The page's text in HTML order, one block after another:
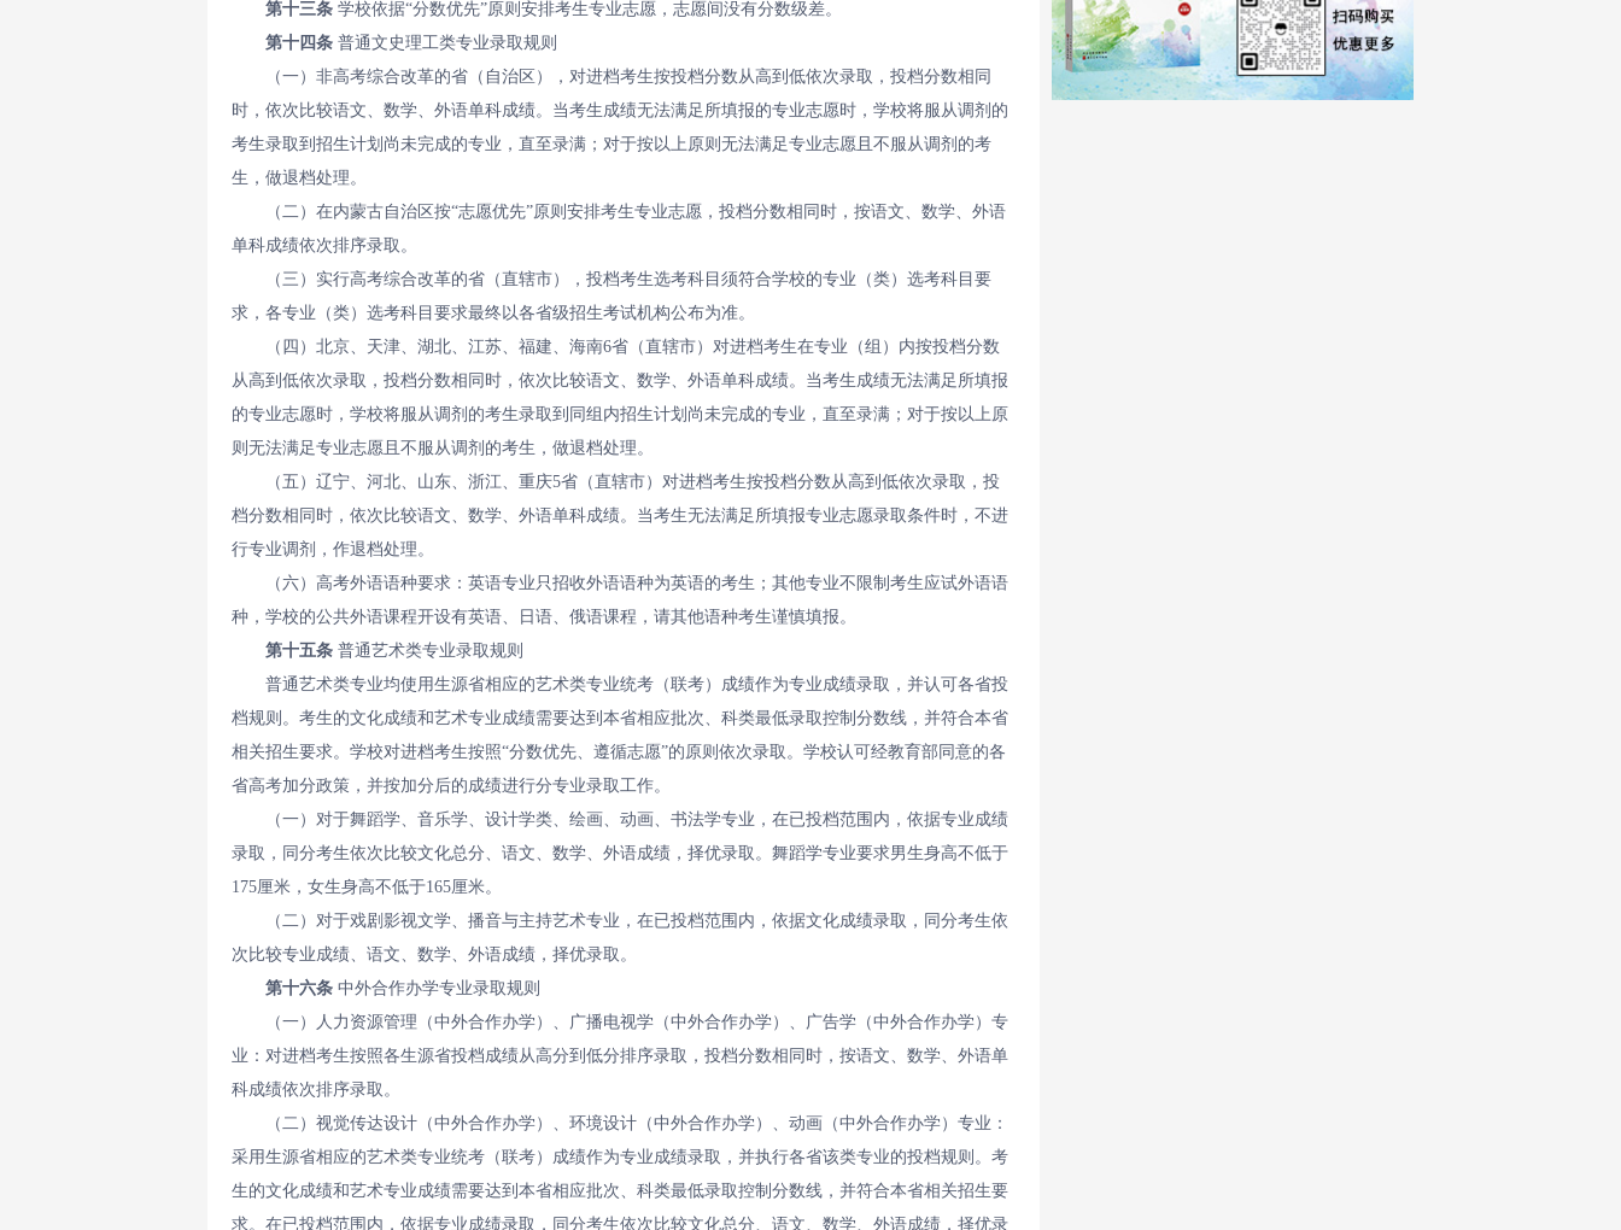
第十三条 学校依据“分数优先”原则安排考生专业志愿，志愿间没有分数级差。
第十四条 普通文史理工类专业录取规则
（一）非高考综合改革的省（自治区），对进档考生按投档分数从高到低依次录取，投档分数相同
时，依次比较语文、数学、外语单科成绩。当考生成绩无法满足所填报的专业志愿时，学校将服从调剂的
考生录取到招生计划尚未完成的专业，直至录满；对于按以上原则无法满足专业志愿且不服从调剂的考
生，做退档处理。
（二）在内蒙古自治区按“志愿优先”原则安排考生专业志愿，投档分数相同时，按语文、数学、外语
单科成绩依次排序录取。
（三）实行高考综合改革的省（直辖市），投档考生选考科目须符合学校的专业（类）选考科目要
求，各专业（类）选考科目要求最终以各省级招生考试机构公布为准。
（四）北京、天津、湖北、江苏、福建、海南6省（直辖市）对进档考生在专业（组）内按投档分数
从高到低依次录取，投档分数相同时，依次比较语文、数学、外语单科成绩。当考生成绩无法满足所填报
的专业志愿时，学校将服从调剂的考生录取到同组内招生计划尚未完成的专业，直至录满；对于按以上原
则无法满足专业志愿且不服从调剂的考生，做退档处理。
（五）辽宁、河北、山东、浙江、重庆5省（直辖市）对进档考生按投档分数从高到低依次录取，投
档分数相同时，依次比较语文、数学、外语单科成绩。当考生无法满足所填报专业志愿录取条件时，不进
行专业调剂，作退档处理。
（六）高考外语语种要求：英语专业只招收外语语种为英语的考生；其他专业不限制考生应试外语语
种，学校的公共外语课程开设有英语、日语、俄语课程，请其他语种考生谨慎填报。
第十五条 普通艺术类专业录取规则
普通艺术类专业均使用生源省相应的艺术类专业统考（联考）成绩作为专业成绩录取，并认可各省投
档规则。考生的文化成绩和艺术专业成绩需要达到本省相应批次、科类最低录取控制分数线，并符合本省
相关招生要求。学校对进档考生按照“分数优先、遵循志愿”的原则依次录取。学校认可经教育部同意的各
省高考加分政策，并按加分后的成绩进行分专业录取工作。
（一）对于舞蹈学、音乐学、设计学类、绘画、动画、书法学专业，在已投档范围内，依据专业成绩
录取，同分考生依次比较文化总分、语文、数学、外语成绩，择优录取。舞蹈学专业要求男生身高不低于
175厘米，女生身高不低于165厘米。
（二）对于戏剧影视文学、播音与主持艺术专业，在已投档范围内，依据文化成绩录取，同分考生依
次比较专业成绩、语文、数学、外语成绩，择优录取。
第十六条 中外合作办学专业录取规则
（一）人力资源管理（中外合作办学）、广播电视学（中外合作办学）、广告学（中外合作办学）专
业：对进档考生按照各生源省投档成绩从高分到低分排序录取，投档分数相同时，按语文、数学、外语单
科成绩依次排序录取。
（二）视觉传达设计（中外合作办学）、环境设计（中外合作办学）、动画（中外合作办学）专业：
采用生源省相应的艺术类专业统考（联考）成绩作为专业成绩录取，并执行各省该类专业的投档规则。考
生的文化成绩和艺术专业成绩需要达到本省相应批次、科类最低录取控制分数线，并符合本省相关招生要
求。在已投档范围内，依据专业成绩录取，同分考生依次比较文化总分、语文、数学、外语成绩，择优录